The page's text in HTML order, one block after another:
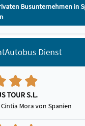
Busunternehmen in
Dienst
TOUR S.L.
Mora von Spanien